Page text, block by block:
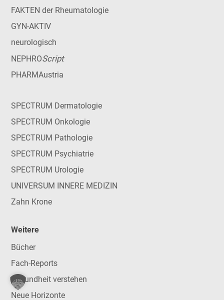
FAKTEN der Rheumatologie
GYN-AKTIV
neurologisch
NEPHROScript
PHARMAustria
SPECTRUM Dermatologie
SPECTRUM Onkologie
SPECTRUM Pathologie
SPECTRUM Psychiatrie
SPECTRUM Urologie
UNIVERSUM INNERE MEDIZIN
Zahn Krone
Weitere
Bücher
Fach-Reports
Gesundheit verstehen
Neue Horizonte